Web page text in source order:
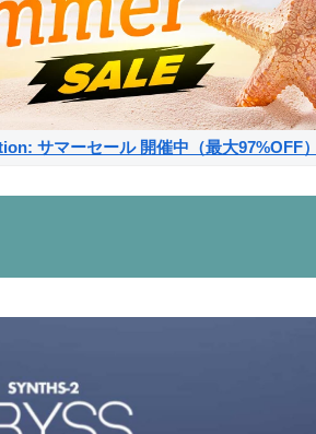
サマーセール 開催中（最大97%OFF）